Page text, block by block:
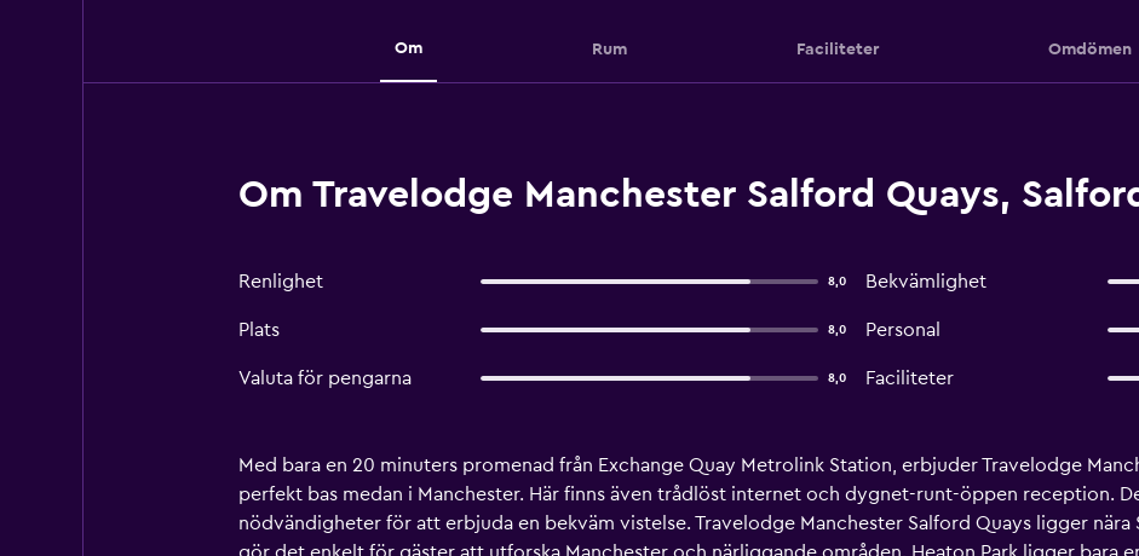
Om Rum Faciliteter Omdömen
Om Travelodge Manchester Salford Quays,
Renlighet 8,0 Bekvämlighet
Plats 8,0 Personal
Valuta för pengarna 8,0 Faciliteter
Med bara en 20 minuters promenad från Exchange Quay Metrolink Station, erbjuder Travelodge
perfekt bas medan i Manchester. Här finns även trådlöst internet och dygnet-runt-öppen reception.
nödvändigheter för att erbjuda en bekväm vistelse. Travelodge Manchester Salford Quays ligger